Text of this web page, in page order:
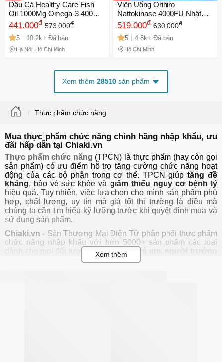
Dầu Cá Healthy Care Fish
Oil 1000Mg Omega-3 400
Viên - Tăng Cường Sức
Bổ Sung Dinh Dưỡng Từ Úc
441.000đ 573.000đ
5 10.2k+ Đã bán
Hà Nội, Hồ Chí Minh
Viên Uống Orihiro
Nattokinase 4000FU Nhật
Bản - Bổ Não, Tăng Cường
Máu
519.000đ 630.000đ
5 4.8k+ Đã bán
Hồ Chí Minh
Xem thêm 28510 sản phẩm
Thực phẩm chức năng
Mua thực phẩm chức năng chính hãng nhập khẩu, ưu
đãi hấp dẫn tại Chiaki.vn
Thực phẩm chức năng (TPCN) là thực phẩm (hay còn gọi
sản phẩm) có ưu điểm hỗ trợ tăng cường chức năng hoạt
động của các bộ phận trong cơ thể. TPCN giúp tăng đề
kháng, bảo vệ sức khỏe và giảm thiểu nguy cơ bệnh lý
hiệu quả. Tuy nhiên, việc lựa chọn cho mình sản phẩm phù
hợp, chất lượng, uy tín mà giá tốt thị trường là điều mà
chúng ta cần tìm hiểu kỹ lưỡng trước khi quyết định mua và
sử dụng sản phẩm.
Chiaki.vn - Sàn Thương Mại Điện Tử phân phối thực phẩm
chức năng nhập khẩu với hơn 5000+ sản phẩm các loại
dành cho mọi đối tượng
nam ,nữ trẻ em
người trưởng
à, với đầy đủ các dạng sản phẩm từ